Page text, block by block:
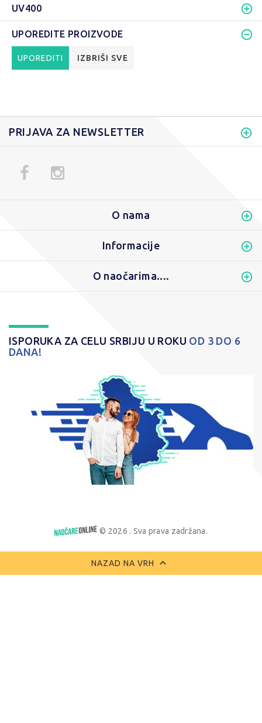
UV400
UPOREDITE PROIZVODE
UPOREDITI IZBRIŠI SVE
PRIJAVA ZA NEWSLETTER
O nama
Informacije
O naočarima....
ISPORUKA ZA CELU SRBIJU U ROKU OD 3 DO 6
DANA!
© 2026 . Sva prava zadržana.
NAZAD NA VRH